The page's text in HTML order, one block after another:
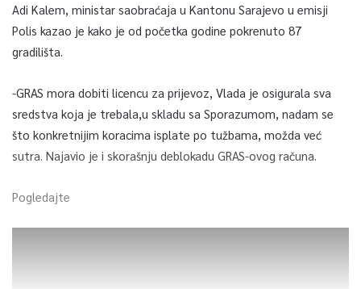
Adi Kalem, ministar saobraćaja u Kantonu Sarajevo u emisji
Polis kazao je kako je od početka godine pokrenuto 87
gradilišta.
-GRAS mora dobiti licencu za prijevoz, Vlada je osigurala sva
sredstva koja je trebala,u skladu sa Sporazumom, nadam se
što konkretnijim koracima isplate po tužbama, možda već
sutra. Najavio je i skorašnju deblokadu GRAS-ovog računa.
Pogledajte